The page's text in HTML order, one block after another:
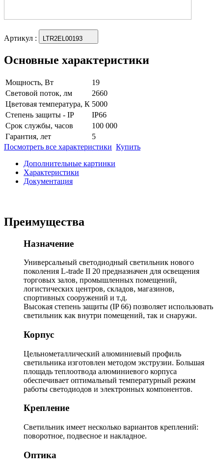
Артикул : LTR2EL00193
Основные характеристики
Мощность, Вт
19
Световой поток, лм
2660
Цветовая температура, К 5000
Степень защиты - IP
IP66
Срок службы, часов
100 000
Гарантия, лет
5
Посмотреть все характеристики Купить
Дополнительные картинки
Характеристики
Документация
Преимущества
Назначение
Универсальный светодиодный светильник нового
поколения L-trade II 20 предназначен для освещения
торговых залов, промышленных помещений,
логистических центров, складов, магазинов,
спортивных сооружений и т.д.
Высокая степень защиты (IP 66) позволяет использовать
светильник как внутри помещений, так и снаружи.
Корпус
Цельнометаллический алюминиевый профиль
светильника изготовлен методом экструзии. Большая
площадь теплоотвода алюминиевого корпуса
обеспечивает оптимальный температурный режим
работы светодиодов и электронных компонентов.
Крепление
Светильник имеет несколько вариантов креплений:
поворотное, подвесное и накладное.
Оптика